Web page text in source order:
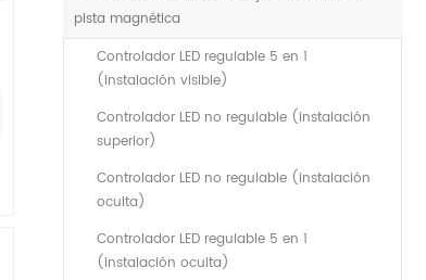
pista magnética
Controlador LED regulable 5 en 1
(instalación visible)
Controlador LED no regulable (instalación
superior)
Controlador LED no regulable (instalación
oculta)
Controlador LED regulable 5 en 1
(instalación oculta)